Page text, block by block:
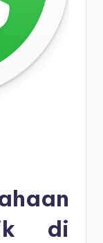
di